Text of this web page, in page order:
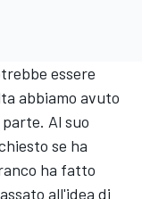
essere
abbiamo avuto
Al suo
se ha
ha fatto
all'idea di